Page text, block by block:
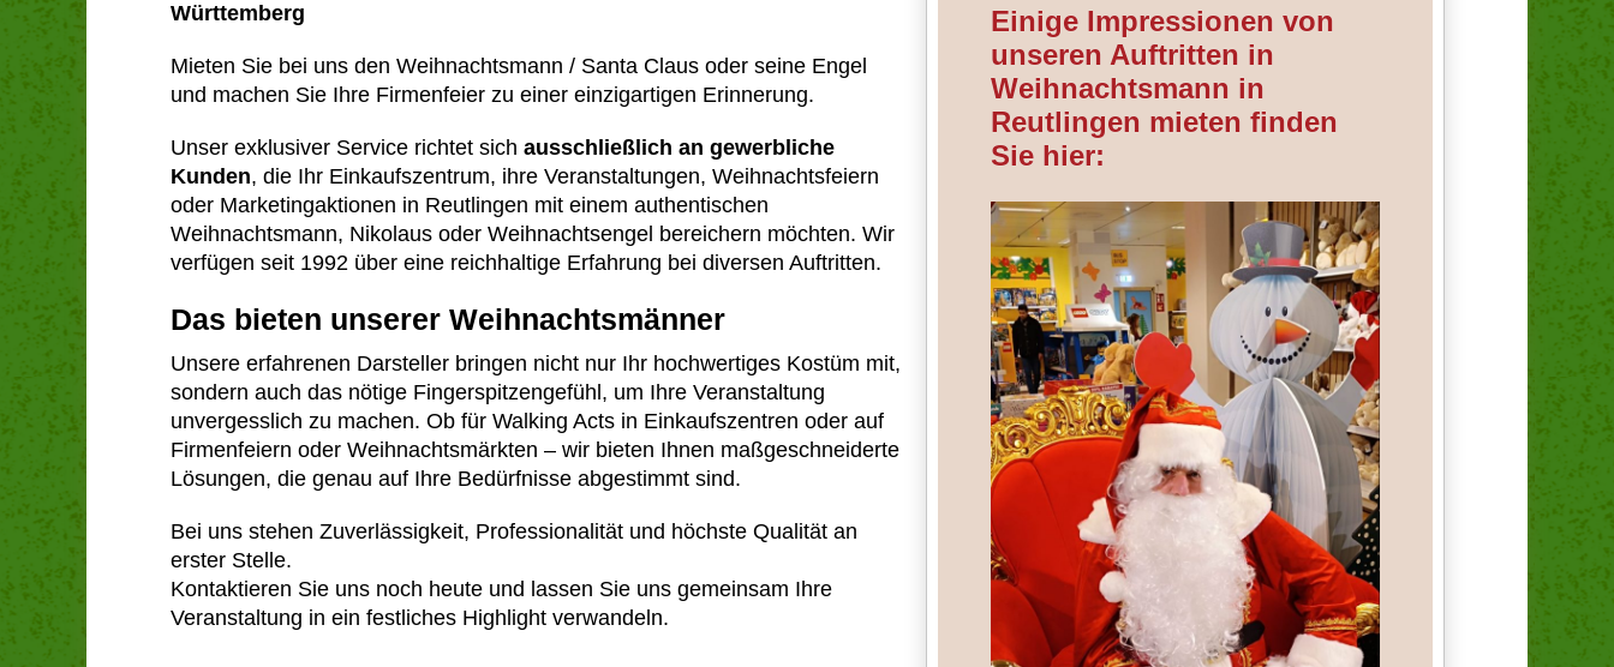
Württemberg
Mieten Sie bei uns den Weihnachtsmann / Santa Claus oder seine Engel
und machen Sie Ihre Firmenfeier zu einer einzigartigen Erinnerung.
Unser exklusiver Service richtet sich ausschließlich an gewerbliche
Kunden, die Ihr Einkaufszentrum, ihre Veranstaltungen, Weihnachtsfeiern
oder Marketingaktionen in Reutlingen mit einem authentischen
Weihnachtsmann, Nikolaus oder Weihnachtsengel bereichern möchten. Wir
verfügen seit 1992 über eine reichhaltige Erfahrung bei diversen Auftritten.
Das bieten unserer Weihnachtsmänner
Unsere erfahrenen Darsteller bringen nicht nur Ihr hochwertiges Kostüm mit,
sondern auch das nötige Fingerspitzengefühl, um Ihre Veranstaltung
unvergesslich zu machen. Ob für Walking Acts in Einkaufszentren oder auf
Firmenfeiern oder Weihnachtsmärkten – wir bieten Ihnen maßgeschneiderte
Lösungen, die genau auf Ihre Bedürfnisse abgestimmt sind.
Bei uns stehen Zuverlässigkeit, Professionalität und höchste Qualität an
erster Stelle.
Kontaktieren Sie uns noch heute und lassen Sie uns gemeinsam Ihre
Veranstaltung in ein festliches Highlight verwandeln.
Einige Impressionen von
unseren Auftritten in
Weihnachtsmann in
Reutlingen mieten finden
Sie hier: